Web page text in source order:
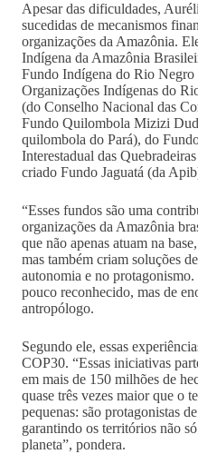
Apesar das dificuldades,
sucedidas de mecanismos
organizações da Amazônia.
Indígena da Amazônia
Fundo Indígena do Rio Negro
Organizações Indígenas do
(do Conselho Nacional das
Fundo Quilombola Mizizi
quilombola do Pará), do
Interestadual das
criado Fundo Jaguatá (da
“Esses fundos são uma
organizações da Amazônia
que não apenas atuam na
mas também criam soluções
autonomia e no
pouco reconhecido, mas de
antropólogo.
Segundo ele, essas
COP30. “Essas iniciativas
em mais de 150 milhões de
quase três vezes maior que o
pequenas: são protagonistas
garantindo os territórios não
planeta”, pondera.